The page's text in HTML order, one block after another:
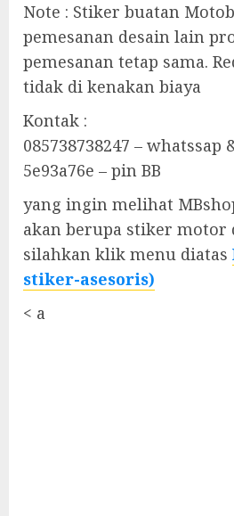
Note : Stiker buatan
pemesanan desain lain
pemesanan tetap sama.
tidak di kenakan biaya
Kontak :
085738738247 – whatssap
5e93a76e – pin BB
yang ingin melihat
akan berupa stiker motor
silahkan klik menu diatas
stiker-asesoris)
< a